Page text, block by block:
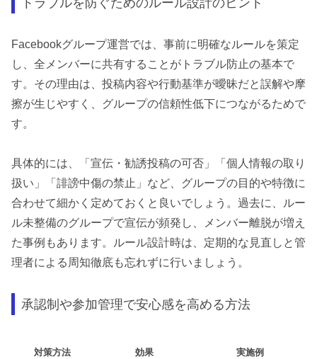
Facebookグループ運営では、事前に明確なルールを策定
し、全メンバーに共有することがトラブル防止の基本で
す。その理由は、投稿内容や行動基準が曖昧だと誤解や摩
擦が生じやすく、グループの信頼性低下につながるためで
す。
具体的には、「宣伝・勧誘投稿の可否」「個人情報の取り
扱い」「誹謗中傷の禁止」など、グループの目的や特徴に
合わせて細かく定めておくと良いでしょう。過去に、ルー
ル未整備のグループで宣伝が頻発し、メンバー離脱が増え
た事例もあります。ルール設計時は、定期的な見直しと管
理者による周知徹底も忘れずに行いましょう。
承認制や参加管理で安心感を高める方法
対策方法 効果 実施例